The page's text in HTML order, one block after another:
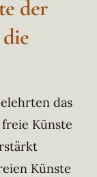
der
das
Künste
Künste